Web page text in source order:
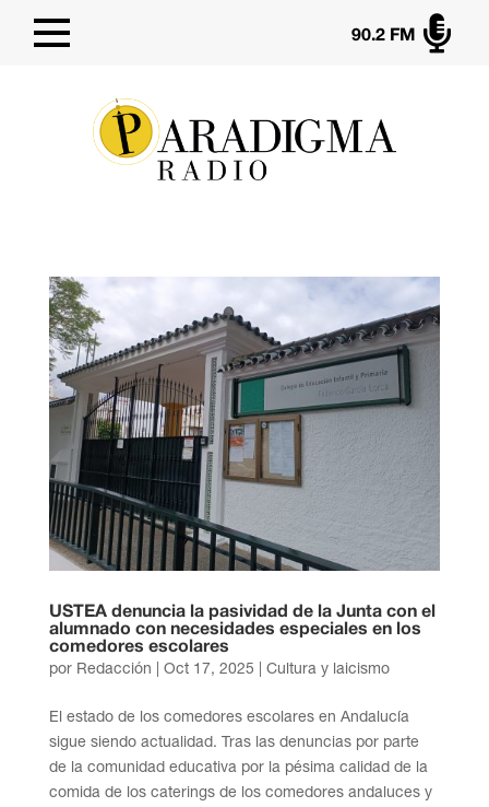

90.2 FM
USTEA denuncia la pasividad de la Junta con el
alumnado con necesidades especiales en los
comedores escolares
por Redacción Oct 17, 2025 Cultura y laicismo
El estado de los comedores escolares en Andalucía
sigue siendo actualidad. Tras las denuncias por parte
de la comunidad educativa por la pésima calidad de la
comida de los caterings de los comedores andaluces y